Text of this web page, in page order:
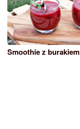
Smoothie z burakiem